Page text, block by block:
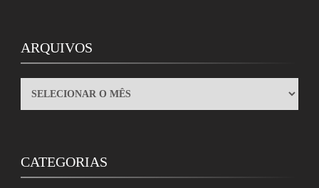
ARQUIVOS
ARQUIVOS
CATEGORIAS